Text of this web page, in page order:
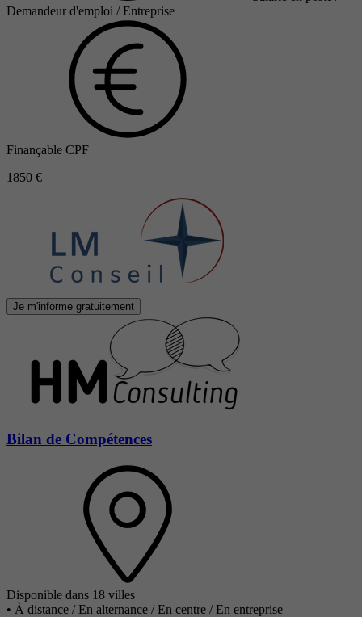
Demandeur d'emploi / Entreprise
Finançable CPF
1850 €
Je m'informe gratuitement
Bilan de Compétences
Disponible dans 18 villes
• À distance / En alternance / En centre / En entreprise